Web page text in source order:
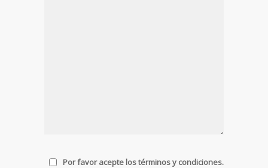
Por favor acepte los términos y condiciones.